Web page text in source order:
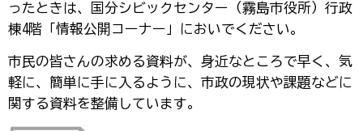
ったときは、国分シビックセンター（霧島市役所）行政
棟4階「情報公開コーナー」においでください。
市民の皆さんの求める資料が、身近なところで早く、気
軽に、簡単に手に入るように、市政の現状や課題などに
関する資料を整備しています。